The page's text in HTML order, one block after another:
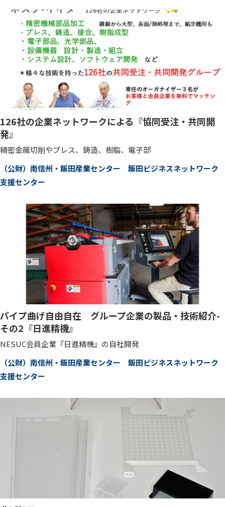
126社の企業ネットワークによる『協同受注・共同開
発』
精密金属切削やプレス、鋳造、樹脂、電子部
（公財）南信州・飯田産業センター 飯田ビジネスネットワーク
支援センター
パイプ曲げ自由自在 グループ企業の製品・技術紹介-
その2『日進精機』
NESUC会員企業『日進精機』の自社開発
（公財）南信州・飯田産業センター 飯田ビジネスネットワーク
支援センター